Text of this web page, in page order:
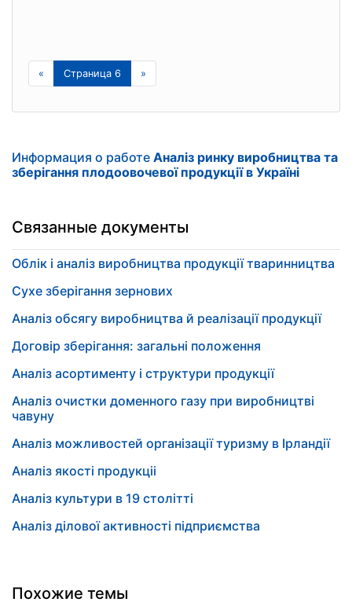
« Страница 6 »
Информация о работе Аналіз ринку виробництва та
зберігання плодоовочевої продукції в Україні
Связанные документы
Облік і аналіз виробництва продукції тваринництва
Сухе зберігання зернових
Аналіз обсягу виробництва й реалізації продукції
Договір зберігання: загальні положення
Аналіз асортименту і структури продукції
Аналіз очистки доменного газу при виробництві
чавуну
Аналіз можливостей організації туризму в Ірландії
Аналіз якості продукціі
Аналіз культури в 19 столітті
Аналіз ділової активності підприємства
Похожие темы